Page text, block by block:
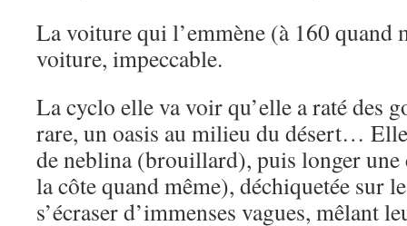
La voiture qui l’emmène (à 160 quand
voiture, impeccable.
La cyclo elle va voir qu’elle a raté des
rare, un oasis au milieu du désert…
de neblina (brouillard), puis longer une
la côte quand même), déchiquetée sur
s’écraser d’immenses vagues, mêlant